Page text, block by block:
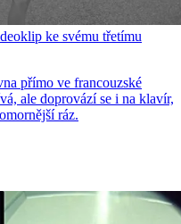
ke svému třetímu
přímo ve francouzské
ale doprovází se i na klavír,
ráz.